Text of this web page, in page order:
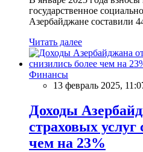
государственное
Азербайджане составили
Читать далее
Финансы
13 февраль 2025,
Доходы
страховых услуг
чем на 23%